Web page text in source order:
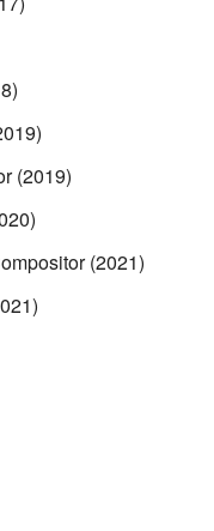
(2019)
(2021)